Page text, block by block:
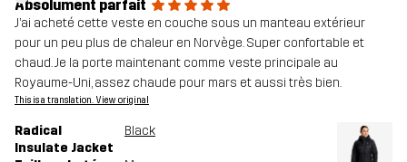
Absolument parfait
J’ai acheté cette veste en couche sous un manteau extérieur
pour un peu plus de chaleur en Norvège. Super confortable et
chaud. Je la porte maintenant comme veste principale au
Royaume-Uni, assez chaude pour mars et aussi très bien.
This is a translation. View original
Radical
Insulate Jacket
Black